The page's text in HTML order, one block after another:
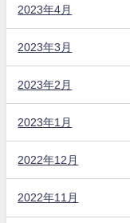
2023年4月
2023年3月
2023年2月
2023年1月
2022年12月
2022年11月